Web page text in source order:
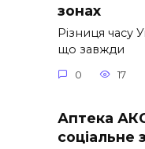
зонах
Різниця часу
що завжди
0 17
Аптека
соціальне